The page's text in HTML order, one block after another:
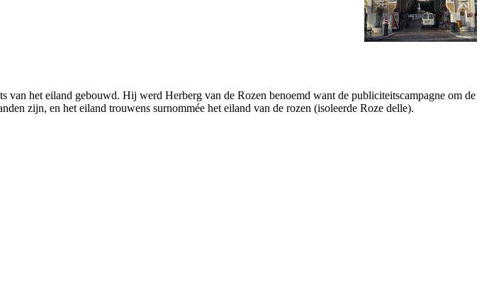
van het eiland gebouwd. Hij werd Herberg van de Rozen benoemd want de publiciteitscampagne om de
zijn, en het eiland trouwens surnommée het eiland van de rozen (isoleerde Roze delle).